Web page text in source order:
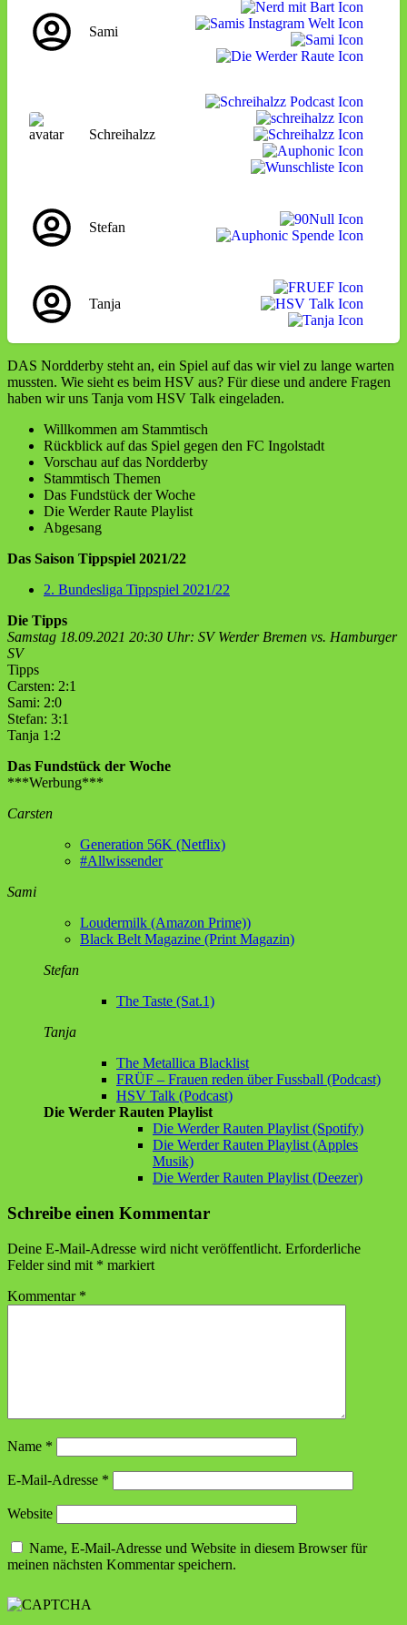
Sami
Schreihalzz
Stefan
Tanja
DAS Nordderby steht an, ein Spiel auf das wir viel zu lange warten
mussten. Wie sieht es beim HSV aus? Für diese und andere Fragen
haben wir uns Tanja vom HSV Talk eingeladen.
Willkommen am Stammtisch
Rückblick auf das Spiel gegen den FC Ingolstadt
Vorschau auf das Nordderby
Stammtisch Themen
Das Fundstück der Woche
Die Werder Raute Playlist
Abgesang
Das Saison Tippspiel 2021/22
2. Bundesliga Tippspiel 2021/22
Die Tipps
Samstag 18.09.2021 20:30 Uhr: SV Werder Bremen vs. Hamburger
SV
Tipps
Carsten: 2:1
Sami: 2:0
Stefan: 3:1
Tanja 1:2
Das Fundstück der Woche
***Werbung***
Carsten
Generation 56K (Netflix)
#Allwissender
Sami
Loudermilk (Amazon Prime))
Black Belt Magazine (Print Magazin)
Stefan
The Taste (Sat.1)
Tanja
The Metallica Blacklist
FRÜF – Frauen reden über Fussball (Podcast)
HSV Talk (Podcast)
Die Werder Rauten Playlist
Die Werder Rauten Playlist (Spotify)
Die Werder Rauten Playlist (Apples
Musik)
Die Werder Rauten Playlist (Deezer)
Schreibe einen Kommentar
Deine E-Mail-Adresse wird nicht veröffentlicht. Erforderliche
Felder sind mit * markiert
Kommentar *
Name *
E-Mail-Adresse *
Website
Name, E-Mail-Adresse und Website in diesem Browser für
meinen nächsten Kommentar speichern.